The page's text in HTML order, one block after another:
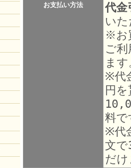
お支払い方法
代金
い
※お
ご
ま
※代
円
料で
※代
文
だ